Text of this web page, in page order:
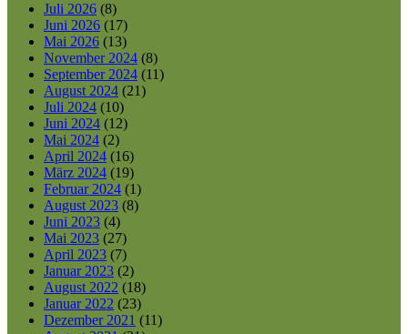
Juli 2026 (8)
Juni 2026 (17)
Mai 2026 (13)
November 2024 (8)
September 2024 (11)
August 2024 (21)
Juli 2024 (10)
Juni 2024 (12)
Mai 2024 (2)
April 2024 (16)
März 2024 (19)
Februar 2024 (1)
August 2023 (8)
Juni 2023 (4)
Mai 2023 (27)
April 2023 (7)
Januar 2023 (2)
August 2022 (18)
Januar 2022 (23)
Dezember 2021 (11)